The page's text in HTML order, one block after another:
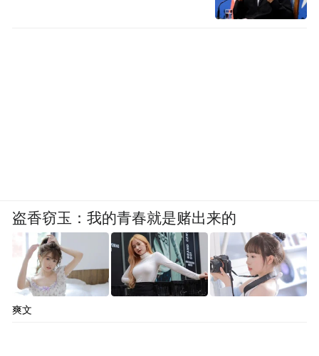
盗香窃玉：我的青春就是赌出来的
爽文